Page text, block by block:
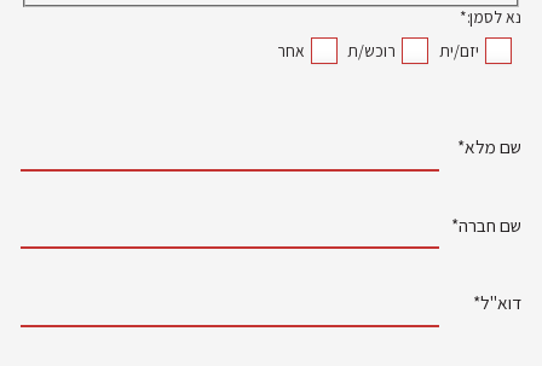
נא לסמן:*
יזם/ית
רוכש/ת אחר
שם מלא*
שם חברה*
דוא"ל*